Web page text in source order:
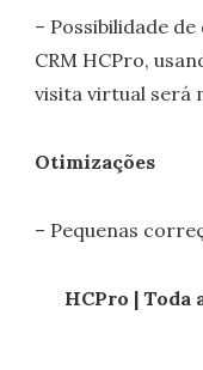
– Possibilidade
CRM HCPro,
visita virtual será
Otimizações
– Pequenas
HCPro | Toda